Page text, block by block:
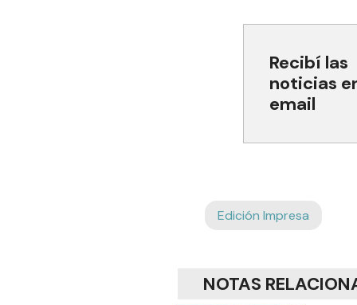
Recibí las
noticias
email
Edición Impresa
NOTAS